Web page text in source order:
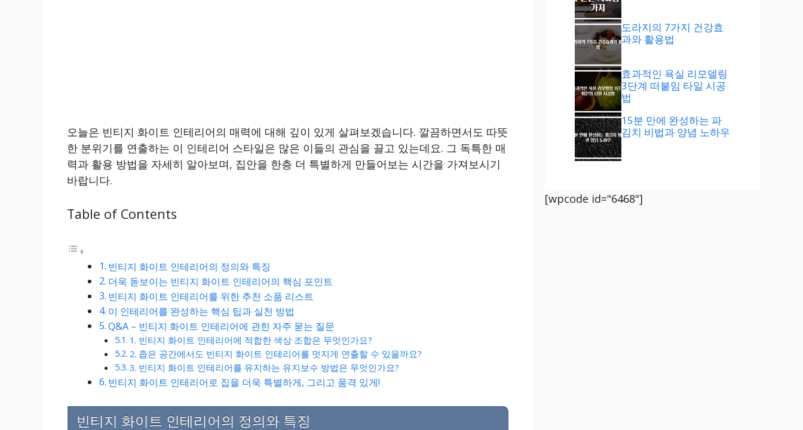
오늘은 빈티지 화이트 인테리어의 매력에 대해 깊이 있게 살펴보겠습니다. 깔끔하면서도 따뜻
한 분위기를 연출하는 이 인테리어 스타일은 많은 이들의 관심을 끌고 있는데요. 그 독특한 매
력과 활용 방법을 자세히 알아보며, 집안을 한층 더 특별하게 만들어보는 시간을 가져보시기
바랍니다.
Table of Contents
빈티지 화이트 인테리어의 정의와 특징
더욱 돋보이는 빈티지 화이트 인테리어의 핵심 포인트
빈티지 화이트 인테리어를 위한 추천 소품 리스트
이 인테리어를 완성하는 핵심 팁과 실천 방법
Q&A – 빈티지 화이트 인테리어에 관한 자주 묻는 질문
1. 빈티지 화이트 인테리어에 적합한 색상 조합은 무엇인가요?
2. 좁은 공간에서도 빈티지 화이트 인테리어를 멋지게 연출할 수 있을까요?
3. 빈티지 화이트 인테리어를 유지하는 유지보수 방법은 무엇인가요?
빈티지 화이트 인테리어로 집을 더욱 특별하게, 그리고 품격 있게!
빈티지 화이트 인테리어의 정의와 특징
도라지의 7가지 건강효
과와 활용법
효과적인 욕실 리모델링
3단계 떠붙임 타일 시공
법
15분 만에 완성하는 파
김치 비법과 양념 노하우
[wpcode id="6468"]